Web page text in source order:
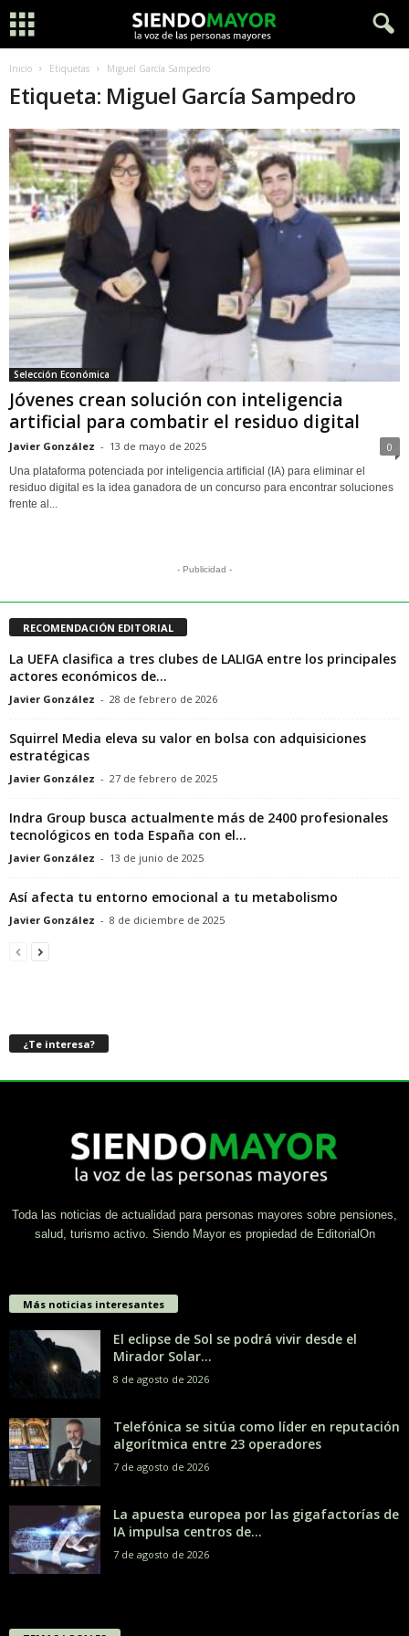
Inicio Etiquetas Miguel García Sampedro
Etiqueta: Miguel García Sampedro
Selección Económica
Jóvenes crean solución con inteligencia
artificial para combatir el residuo digital
Javier González - 13 de mayo de 2025 0
Una plataforma potenciada por inteligencia artificial (IA) para eliminar el
residuo digital es la idea ganadora de un concurso para encontrar soluciones
frente al...
- Publicidad -
RECOMENDACIÓN EDITORIAL
La UEFA clasifica a tres clubes de LALIGA entre los principales
actores económicos de...
Javier González - 28 de febrero de 2026
Squirrel Media eleva su valor en bolsa con adquisiciones
estratégicas
Javier González - 27 de febrero de 2025
Indra Group busca actualmente más de 2400 profesionales
tecnológicos en toda España con el...
Javier González - 13 de junio de 2025
Así afecta tu entorno emocional a tu metabolismo
Javier González - 8 de diciembre de 2025
¿Te interesa?
Toda las noticias de actualidad para personas mayores sobre pensiones,
salud, turismo activo. Siendo Mayor es propiedad de EditorialOn
Más noticias interesantes
El eclipse de Sol se podrá vivir desde el
Mirador Solar...
8 de agosto de 2026
Telefónica se sitúa como líder en reputación
algorítmica entre 23 operadores
7 de agosto de 2026
La apuesta europea por las gigafactorías de
IA impulsa centros de...
7 de agosto de 2026